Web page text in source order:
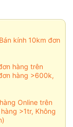
kính 10km đơn
hàng trên
hàng >600k,
Online trên
>1tr, Không